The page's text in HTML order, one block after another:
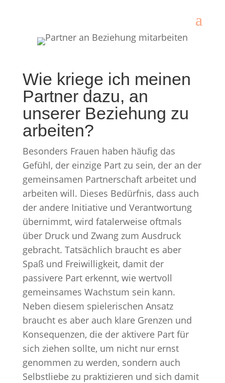
Wie kriege ich meinen
Partner dazu, an
unserer Beziehung zu
arbeiten?
Besonders Frauen haben häufig das
Gefühl, der einzige Part zu sein, der an der
gemeinsamen Partnerschaft arbeitet und
arbeiten will. Dieses Bedürfnis, dass auch
der andere Initiative und Verantwortung
übernimmt, wird fatalerweise oftmals
über Druck und Zwang zum Ausdruck
gebracht. Tatsächlich braucht es aber
Spaß und Freiwilligkeit, damit der
passivere Part erkennt, wie wertvoll
gemeinsames Wachstum sein kann.
Neben diesem spielerischen Ansatz
braucht es aber auch klare Grenzen und
Konsequenzen, die der aktivere Part für
sich ziehen sollte, um nicht nur ernst
genommen zu werden, sondern auch
Selbstliebe zu praktizieren und sich damit